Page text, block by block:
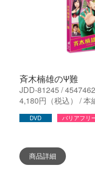
斉木楠雄のΨ難
JDD-81245 /
4,180円（税込） / 本
DVD バリアフリ
商品詳細